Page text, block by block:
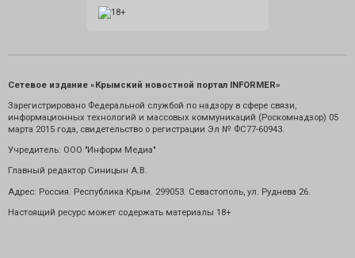
Сетевое издание «Крымский новостной портал INFORMER»
Зарегистрировано Федеральной службой по надзору в сфере связи,
информационных технологий и массовых коммуникаций (Роскомнадзор) 05
марта 2015 года, свидетельство о регистрации Эл № ФС77-60943.
Учредитель: ООО "Информ Медиа"
Главный редактор Синицын А.В.
Адрес: Россия. Республика Крым. 299053. Севастополь, ул. Руднева 26.
Настоящий ресурс может содержать материалы 18+